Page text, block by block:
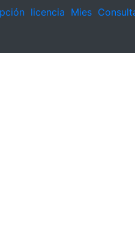
licencia Mies